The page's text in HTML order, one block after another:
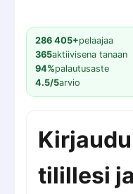
286 405+pelaajaa
365aktiivisena tanaan
94%palautusaste
4.5/5arvio
tilillesi